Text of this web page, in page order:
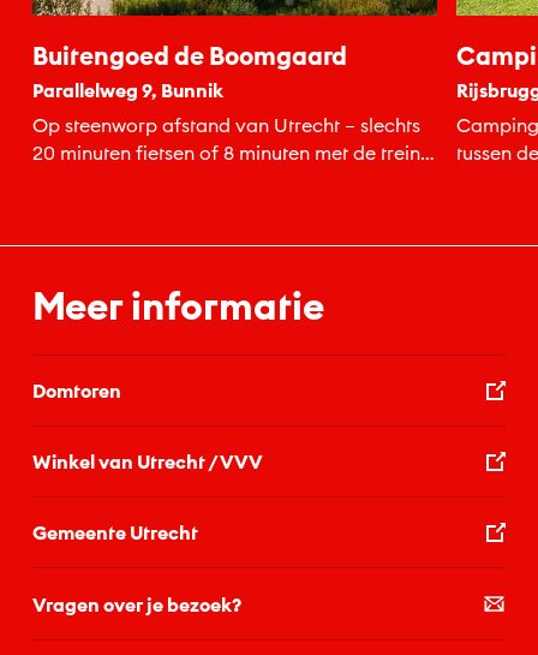
Buitengoed de Boomgaard
Parallelweg 9, Bunnik
Op steenworp afstand van Utrecht – slechts
20 minuten fietsen of 8 minuten met de trein–
tussen
Meer informatie
Domtoren
Winkel van Utrecht / VVV
Gemeente Utrecht
Vragen over je bezoek?